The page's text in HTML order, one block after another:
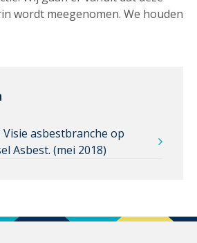
wordt meegenomen. We houden
asbestbranche op
Asbest. (mei 2018)